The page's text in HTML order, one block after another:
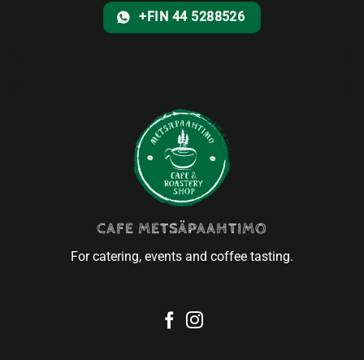
+FIN 44 5288526
CAFE METSÄPAAHTIMO
For catering, events and coffee tasting.